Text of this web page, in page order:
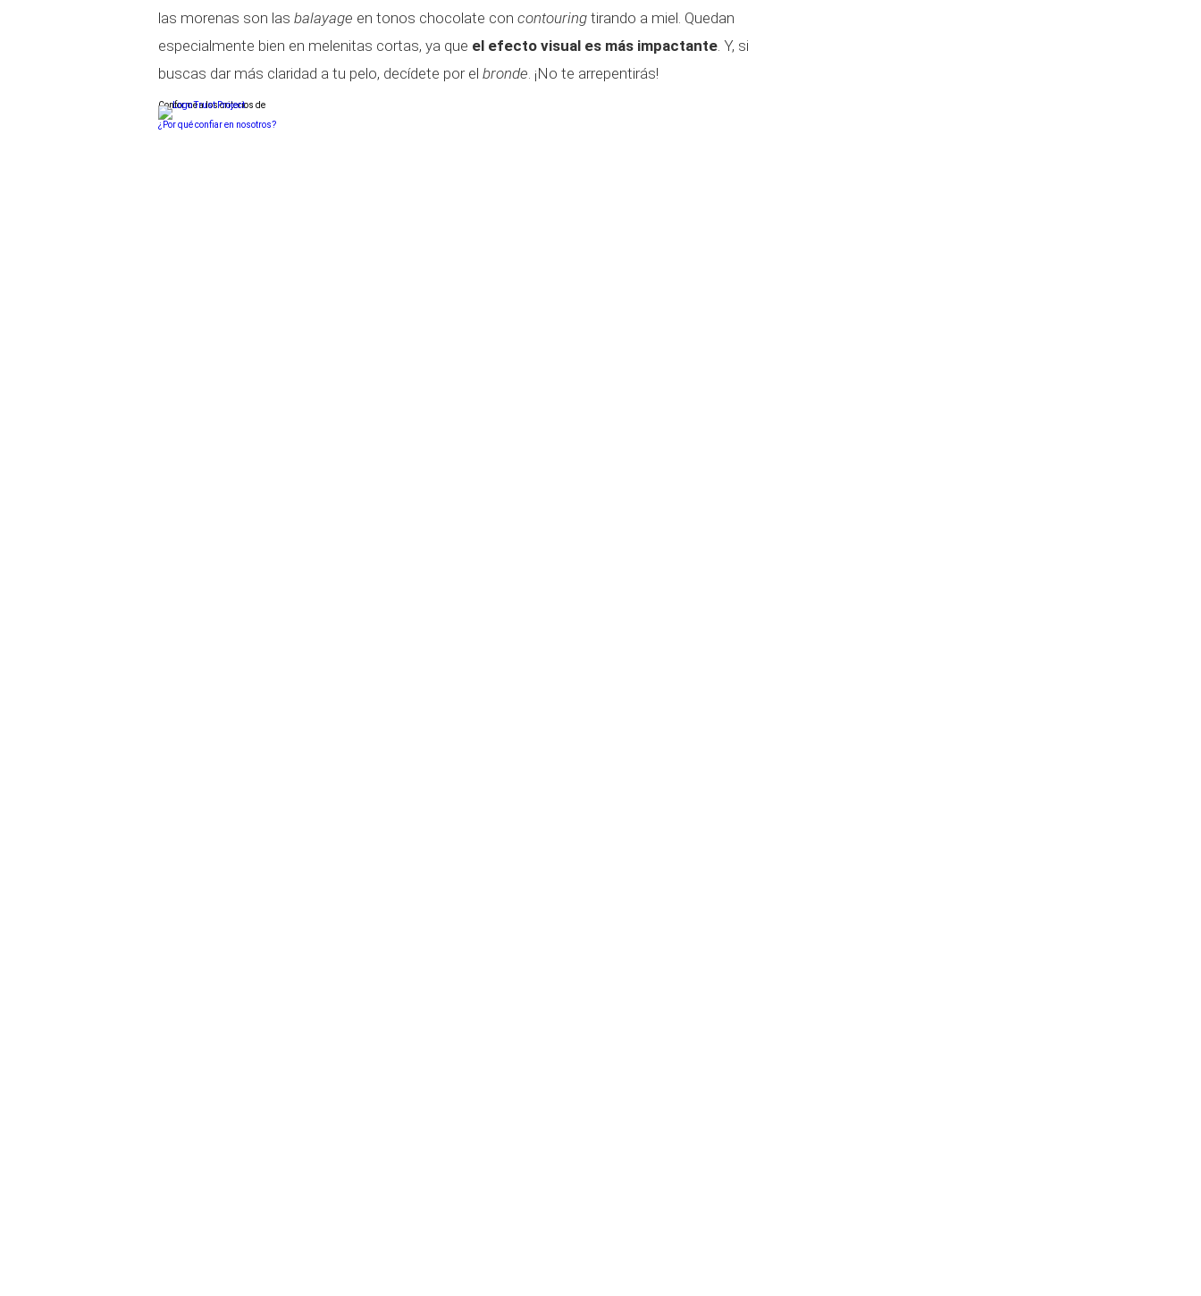
las morenas son las balayage en tonos chocolate con contouring tirando a miel. Quedan
especialmente bien en melenitas cortas, ya que el efecto visual es más impactante. Y, si
buscas dar más claridad a tu pelo, decídete por el bronde. ¡No te arrepentirás!
Conforme a los criterios de
¿Por qué confiar en nosotros?